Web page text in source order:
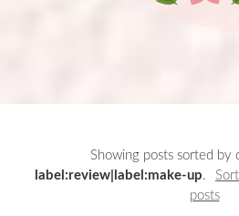
CONTACT
Showing posts sorted by
label:review|label:make-up.
posts